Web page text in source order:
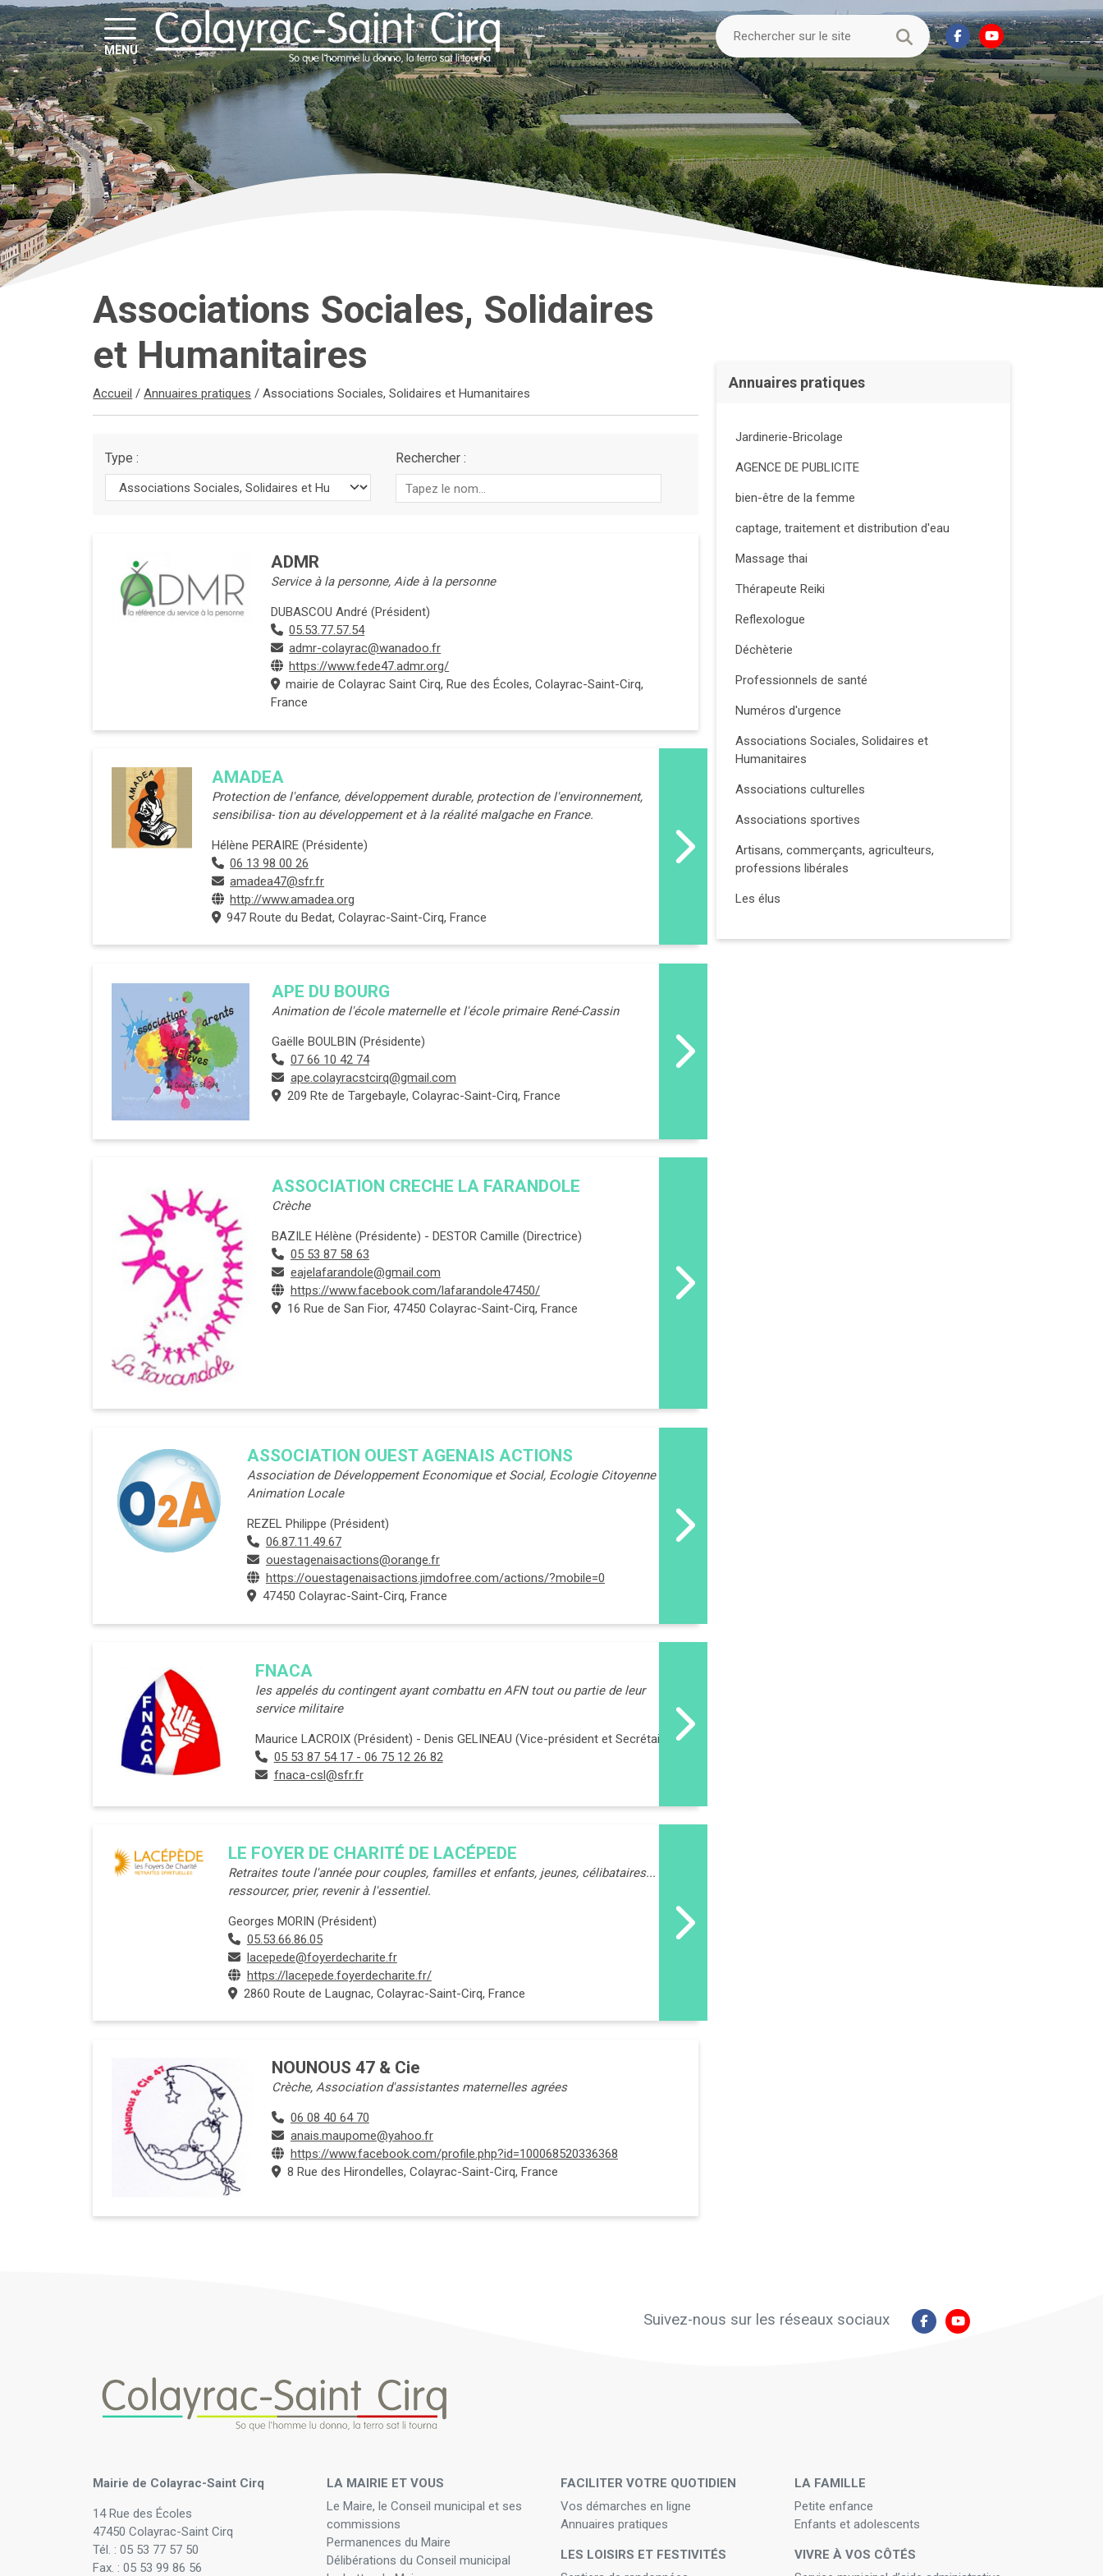
MENU
Associations Sociales, Solidaires
et Humanitaires
Accueil /Annuaires pratiques /Associations Sociales, Solidaires et Humanitaires
Type : Rechercher :
ADMR
Service à la personne, Aide à la personne
DUBASCOU André (Président)
05.53.77.57.54
admr-colayrac@wanadoo.fr
https://www.fede47.admr.org/
mairie de Colayrac Saint Cirq, Rue des Écoles, Colayrac-Saint-Cirq,
France
AMADEA
Protection de l'enfance, développement durable, protection de l'environnement,
sensibilisa- tion au développement et à la réalité malgache en France.
Hélène PERAIRE (Présidente)
06 13 98 00 26
amadea47@sfr.fr
http://www.amadea.org
947 Route du Bedat, Colayrac-Saint-Cirq, France
APE DU BOURG
Animation de l'école maternelle et l'école primaire René-Cassin
Gaëlle BOULBIN (Présidente)
07 66 10 42 74
ape.colayracstcirq@gmail.com
209 Rte de Targebayle, Colayrac-Saint-Cirq, France
ASSOCIATION CRECHE LA FARANDOLE
Crèche
BAZILE Hélène (Présidente) - DESTOR Camille (Directrice)
05 53 87 58 63
eajelafarandole@gmail.com
https://www.facebook.com/lafarandole47450/
16 Rue de San Fior, 47450 Colayrac-Saint-Cirq, France
ASSOCIATION OUEST AGENAIS ACTIONS
Association de Développement Economique et Social, Ecologie Citoyenne et
Animation Locale
REZEL Philippe (Président)
06.87.11.49.67
ouestagenaisactions@orange.fr
https://ouestagenaisactions.jimdofree.com/actions/?mobile=0
47450 Colayrac-Saint-Cirq, France
FNACA
les appelés du contingent ayant combattu en AFN tout ou partie de leur
service militaire
Maurice LACROIX (Président) - Denis GELINEAU (Vice-président et Secrétaire)
05 53 87 54 17 - 06 75 12 26 82
fnaca-csl@sfr.fr
LE FOYER DE CHARITÉ DE LACÉPEDE
Retraites toute l'année pour couples, familles et enfants, jeunes, célibataires... Se
ressourcer, prier, revenir à l'essentiel.
Georges MORIN (Président)
05.53.66.86.05
lacepede@foyerdecharite.fr
https://lacepede.foyerdecharite.fr/
2860 Route de Laugnac, Colayrac-Saint-Cirq, France
NOUNOUS 47 & Cie
Crèche, Association d'assistantes maternelles agrées
06 08 40 64 70
anais.maupome@yahoo.fr
https://www.facebook.com/profile.php?id=100068520336368
8 Rue des Hirondelles, Colayrac-Saint-Cirq, France
Annuaires pratiques
Jardinerie-Bricolage
AGENCE DE PUBLICITE
bien-être de la femme
captage, traitement et distribution d'eau
Massage thai
Thérapeute Reiki
Reflexologue
Déchèterie
Professionnels de santé
Numéros d'urgence
Associations Sociales, Solidaires et
Humanitaires
Associations culturelles
Associations sportives
Artisans, commerçants, agriculteurs,
professions libérales
Les élus
Suivez-nous sur les réseaux sociaux
Mairie de Colayrac-Saint Cirq
14 Rue des Écoles
47450 Colayrac-Saint Cirq
Tél. : 05 53 77 57 50
Fax. : 05 53 99 86 56
LA MAIRIE ET VOUS
Le Maire, le Conseil municipal et ses
commissions
Permanences du Maire
Délibérations du Conseil municipal
FACILITER VOTRE QUOTIDIEN
Vos démarches en ligne
Annuaires pratiques
LES LOISIRS ET FESTIVITÉS
LA FAMILLE
Petite enfance
Enfants et adolescents
VIVRE À VOS CÔTÉS